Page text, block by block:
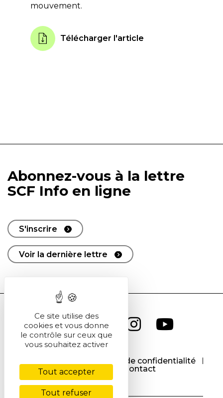
mouvement.
Télécharger l'article
Abonnez-vous à la lettre
SCF Info en ligne
S'inscrire
Voir la dernière lettre
Politique de confidentialité
Cookies
Contact
Ce site utilise des
cookies et vous donne
le contrôle sur ceux que
vous souhaitez activer
Tout accepter
Tout refuser